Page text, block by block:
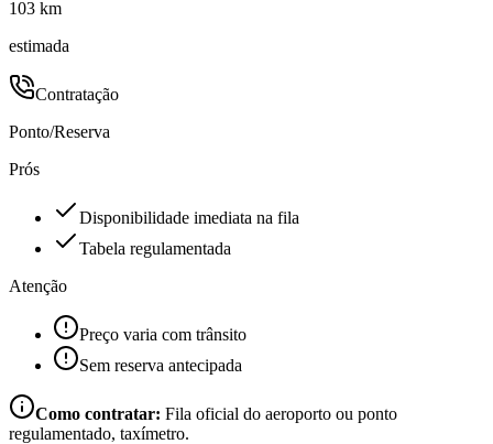
103 km
estimada
Contratação
Ponto/Reserva
Prós
Disponibilidade imediata na fila
Tabela regulamentada
Atenção
Preço varia com trânsito
Sem reserva antecipada
Como contratar: Fila oficial do aeroporto ou ponto
regulamentado, taxímetro.